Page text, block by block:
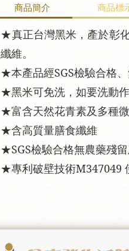
商品簡介 商品標
★真正台灣黑米，產於彰
纖維。
★本產品經SGS檢驗合格
★黑米可免洗，如要洗動
★富含天然花青素及多種
★含高質量膳食纖維
★SGS檢驗合格無農藥殘留
★專利破壁技術M347049